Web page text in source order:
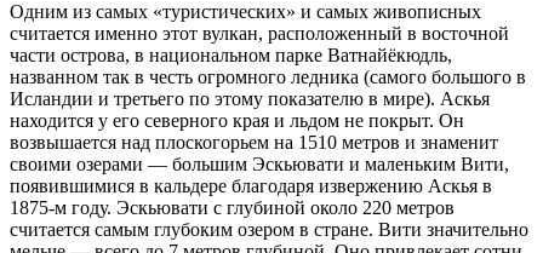
Одним из самых «туристических» и самых живописных
считается именно этот вулкан, расположенный в восточной
части острова, в национальном парке Ватнайёкюдль,
названном так в честь огромного ледника (самого большого в
Исландии и третьего по этому показателю в мире). Аскья
находится у его северного края и льдом не покрыт. Он
возвышается над плоскогорьем на 1510 метров и знаменит
своими озерами — большим Эскьювати и маленьким Вити,
появившимися в кальдере благодаря извержению Аскья в
1875-м году. Эскьювати с глубиной около 220 метров
считается самым глубоким озером в стране. Вити значительно